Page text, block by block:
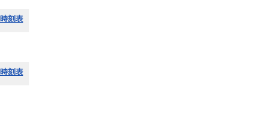
時刻表
時刻表